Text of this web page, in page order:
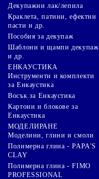
Декупажни лак/лепила
Краклета, патини, ефектни
пасти и др.
Пособия за декупаж
Шаблони и щампи декупаж
и др.
ЕНКАУСТИКА
Инструменти и комплекти
за Енкаустика
Восък за Енкаустика
Картони и блокове за
Енкаустика
МОДЕЛИРАНЕ
Моделини, глини и смоли
Полимерна глина - PAPA'S
CLAY
Полимерна глина - FIMO
PROFESSIONAL